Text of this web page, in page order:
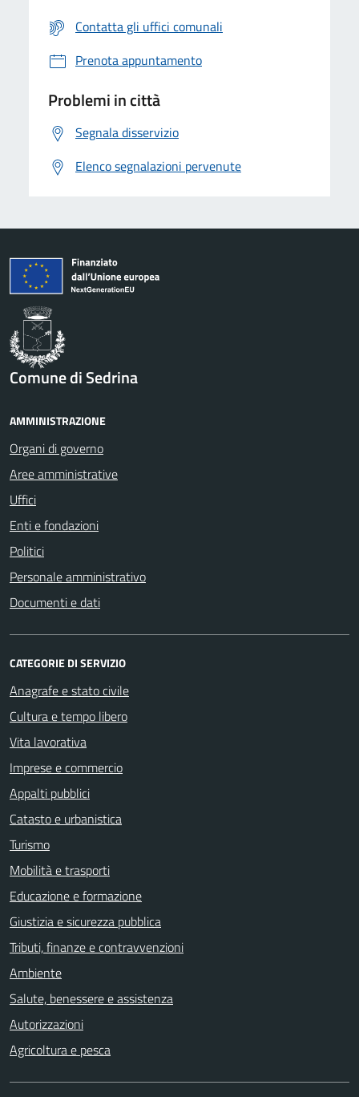
Contatta gli uffici comunali
Prenota appuntamento
Problemi in città
Segnala disservizio
Elenco segnalazioni pervenute
Comune di Sedrina
AMMINISTRAZIONE
Organi di governo
Aree amministrative
Uffici
Enti e fondazioni
Politici
Personale amministrativo
Documenti e dati
CATEGORIE DI SERVIZIO
Anagrafe e stato civile
Cultura e tempo libero
Vita lavorativa
Imprese e commercio
Appalti pubblici
Catasto e urbanistica
Turismo
Mobilità e trasporti
Educazione e formazione
Giustizia e sicurezza pubblica
Tributi, finanze e contravvenzioni
Ambiente
Salute, benessere e assistenza
Autorizzazioni
Agricoltura e pesca